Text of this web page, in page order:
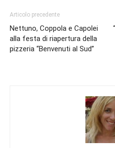
Articolo precedente
Nettuno, Coppola e Capolei
alla festa di riapertura della
pizzeria “Benvenuti al Sud”